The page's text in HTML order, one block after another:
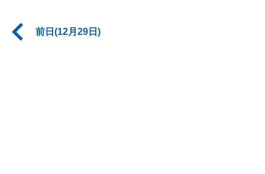
前日(12月29日)